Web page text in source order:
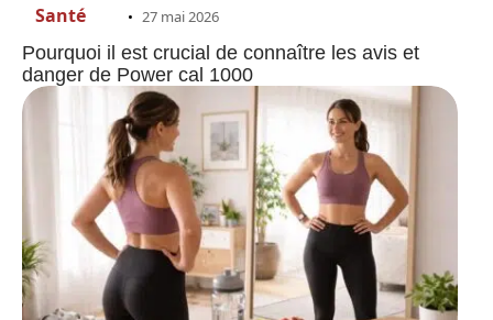
Santé 27 mai 2026
Pourquoi il est crucial de connaître les avis et
danger de Power cal 1000